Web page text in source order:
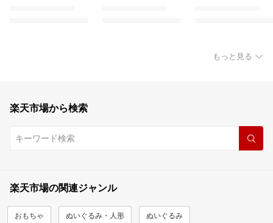
もっと見る
楽天市場から検索
楽天市場の関連ジャンル
おもちゃ ぬいぐるみ・人形 ぬいぐるみ